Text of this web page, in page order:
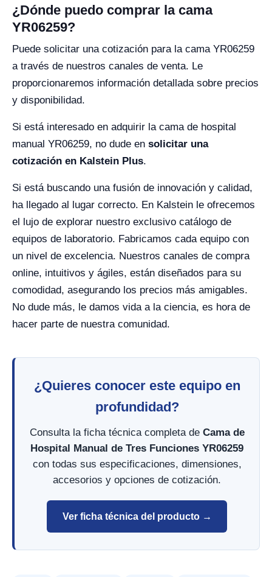
¿Dónde puedo comprar la cama
YR06259?
Puede solicitar una cotización para la cama YR06259
a través de nuestros canales de venta. Le
proporcionaremos información detallada sobre precios
y disponibilidad.
Si está interesado en adquirir la cama de hospital
manual YR06259, no dude en solicitar una
cotización en Kalstein Plus.
Si está buscando una fusión de innovación y calidad,
ha llegado al lugar correcto. En Kalstein le ofrecemos
el lujo de explorar nuestro exclusivo catálogo de
equipos de laboratorio. Fabricamos cada equipo con
un nivel de excelencia. Nuestros canales de compra
online, intuitivos y ágiles, están diseñados para su
comodidad, asegurando los precios más amigables.
No dude más, le damos vida a la ciencia, es hora de
hacer parte de nuestra comunidad.
¿Quieres conocer este equipo en
profundidad?
Consulta la ficha técnica completa de Cama de
Hospital Manual de Tres Funciones YR06259
con todas sus especificaciones, dimensiones,
accesorios y opciones de cotización.
Ver ficha técnica del producto →